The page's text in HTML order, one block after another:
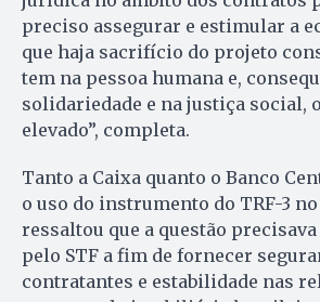
preciso assegurar e estimular a
que haja sacrifício do projeto
tem na pessoa humana e,
solidariedade e na justiça social,
elevado”, completa.
Tanto a Caixa quanto o Banco
o uso do instrumento do TRF-3
ressaltou que a questão
pelo STF a fim de fornecer
contratantes e estabilidade nas